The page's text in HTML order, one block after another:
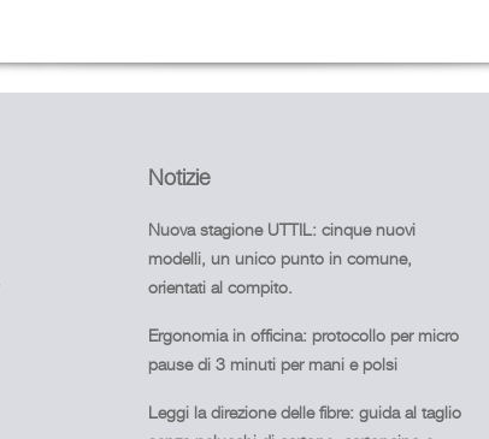
Notizie
Nuova stagione UTTIL: cinque nuovi
modelli, un unico punto in comune,
orientati al compito.
Ergonomia in officina: protocollo per micro
pause di 3 minuti per mani e polsi
Leggi la direzione delle fibre: guida al taglio